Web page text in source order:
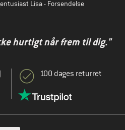
Lisa - Forsendelse
hurtigt når frem til dig."
100 dages returret